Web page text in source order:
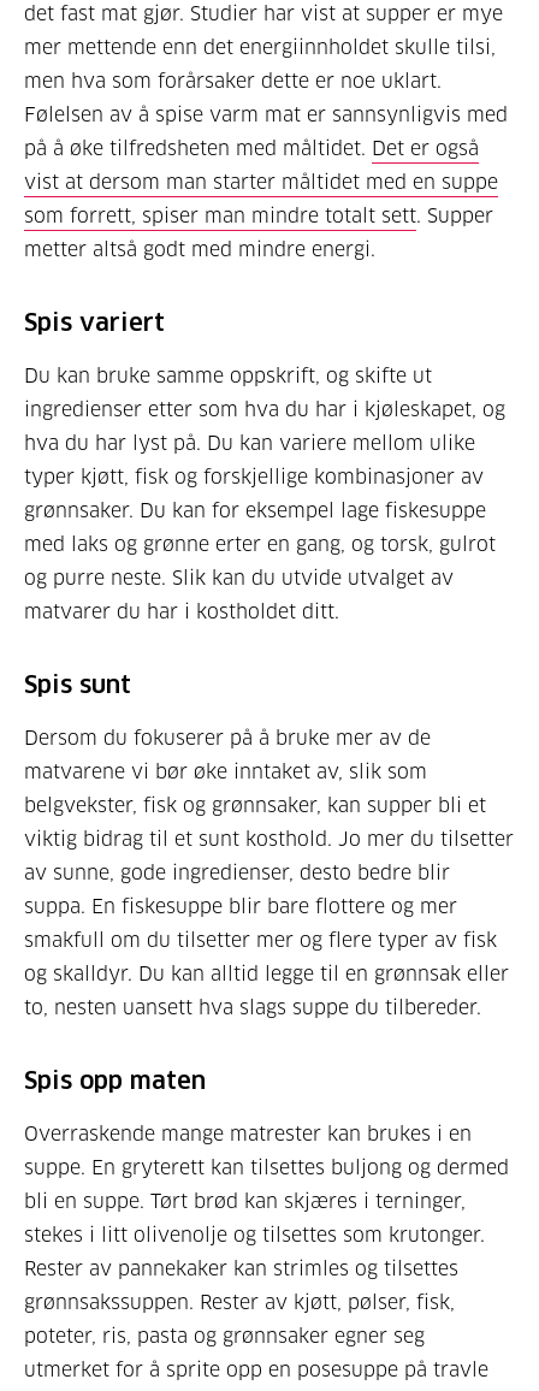
det fast mat gjør. Studier har vist at supper er mye
mer mettende enn det energiinnholdet skulle tilsi,
men hva som forårsaker dette er noe uklart.
Følelsen av å spise varm mat er sannsynligvis med
på å øke tilfredsheten med måltidet. Det er også
vist at dersom man starter måltidet med en suppe
som forrett, spiser man mindre totalt sett. Supper
metter altså godt med mindre energi.
Spis variert
Du kan bruke samme oppskrift, og skifte ut
ingredienser etter som hva du har i kjøleskapet, og
hva du har lyst på. Du kan variere mellom ulike
typer kjøtt, fisk og forskjellige kombinasjoner av
grønnsaker. Du kan for eksempel lage fiskesuppe
med laks og grønne erter en gang, og torsk, gulrot
og purre neste. Slik kan du utvide utvalget av
matvarer du har i kostholdet ditt.
Spis sunt
Dersom du fokuserer på å bruke mer av de
matvarene vi bør øke inntaket av, slik som
belgvekster, fisk og grønnsaker, kan supper bli et
viktig bidrag til et sunt kosthold. Jo mer du tilsetter
av sunne, gode ingredienser, desto bedre blir
suppa. En fiskesuppe blir bare flottere og mer
smakfull om du tilsetter mer og flere typer av fisk
og skalldyr. Du kan alltid legge til en grønnsak eller
to, nesten uansett hva slags suppe du tilbereder.
Spis opp maten
Overraskende mange matrester kan brukes i en
suppe. En gryterett kan tilsettes buljong og dermed
bli en suppe. Tørt brød kan skjæres i terninger,
stekes i litt olivenolje og tilsettes som krutonger.
Rester av pannekaker kan strimles og tilsettes
grønnsakssuppen. Rester av kjøtt, pølser, fisk,
poteter, ris, pasta og grønnsaker egner seg
utmerket for å sprite opp en posesuppe på travle